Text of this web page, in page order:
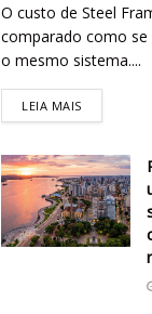
O custo de Steel
comparado como
o mesmo sistema....
LEIA MAIS